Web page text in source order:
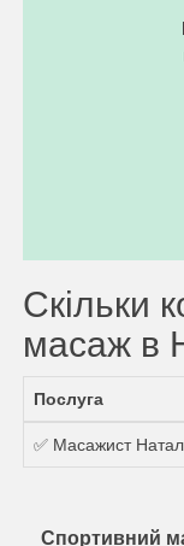
Скільки
масаж в
Послуга
✅ Масажист
Спортивний